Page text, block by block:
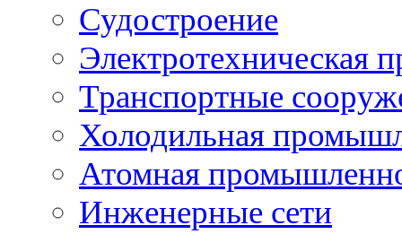
Судостроение
Электротехническая
Транспортные
Холодильная
Атомная
Инженерные сети